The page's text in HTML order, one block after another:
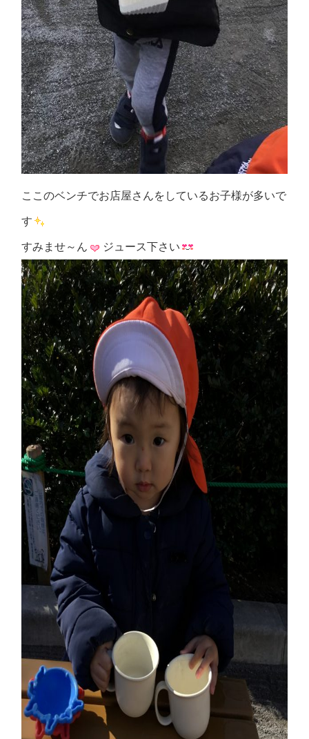
ここのベンチでお店屋さんをしているお子様が多いで
す
すみませ～ん ジュース下さい